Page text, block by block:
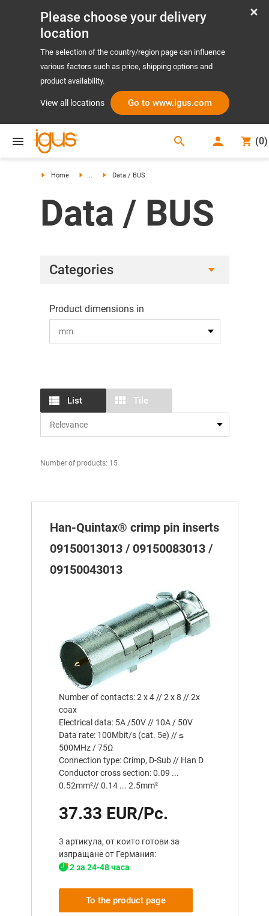
Please choose your delivery
location
The selection of the country/region page can influence
various factors such as price, shipping options and
product availability.
View all locations Go to www.igus.com
search (0)
Home ... Data / BUS
Data / BUS
Categories
Product dimensions in
List Tile
Number of products: 15
Han-Quintax® crimp pin inserts
09150013013 / 09150083013 /
09150043013
Number of contacts: 2 x 4 // 2 x 8 // 2x
coax
Electrical data: 5A /50V // 10A / 50V
Data rate: 100Mbit/s (cat. 5e) // ≤
500MHz / 75Ω
Connection type: Crimp, D-Sub // Han D
Conductor cross section: 0.09 ...
0.52mm²// 0.14 ... 2.5mm²
37.33 EUR/Pc.
3 артикула, от които готови за
изпращане от Германия:
2 за 24-48 часа
To the product page